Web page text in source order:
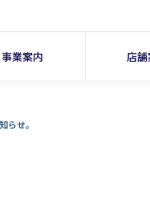
事業案内 店舗
らせ。